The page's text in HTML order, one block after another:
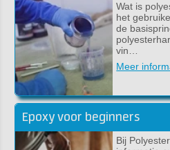
Wat is
het
de
vin…
Meer
Epoxy voor beginners
Bij